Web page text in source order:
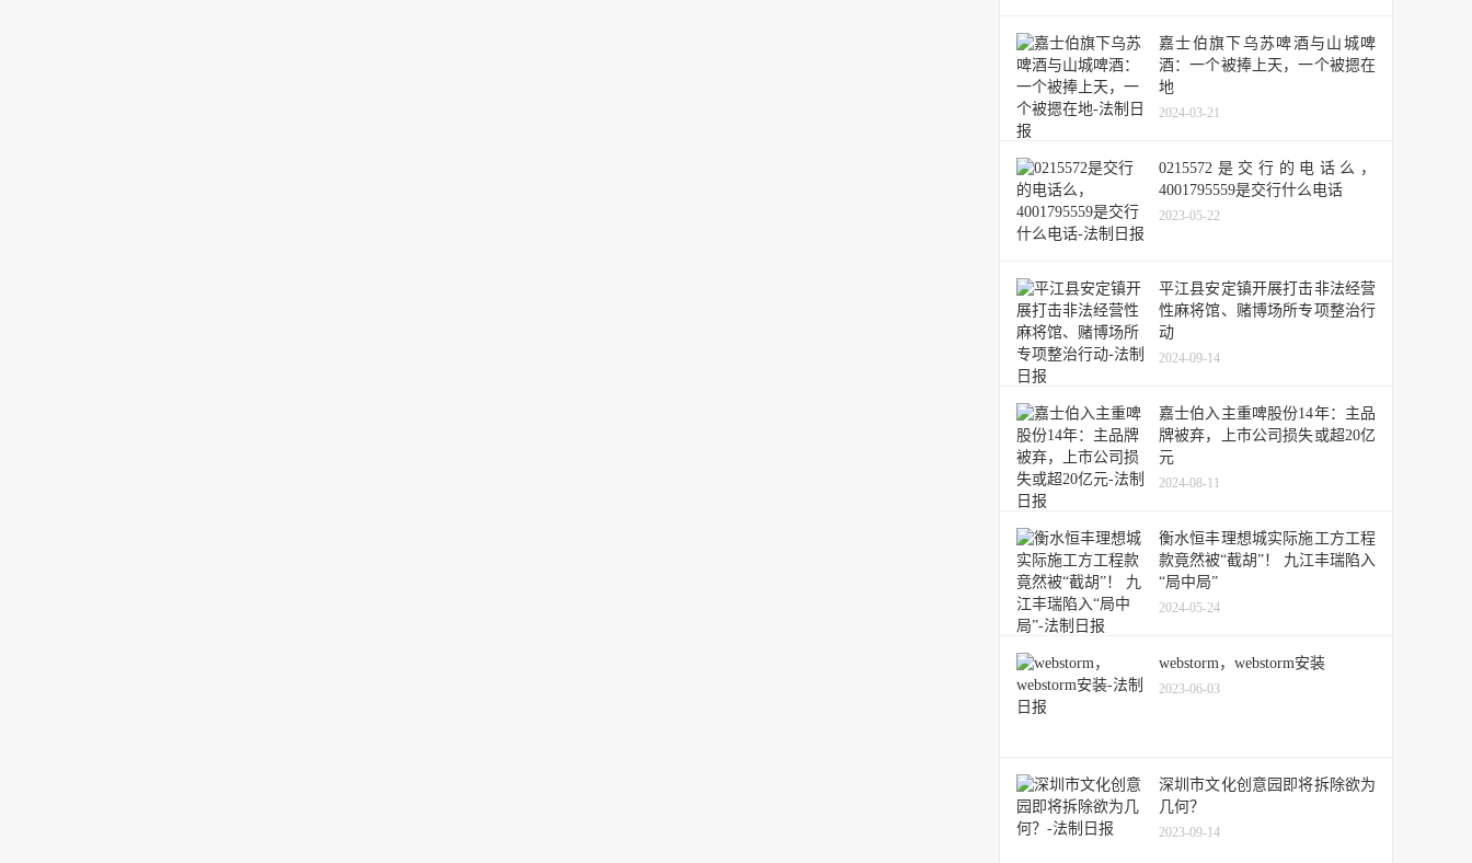
嘉士伯旗下乌苏啤酒与山城啤
酒：一个被捧上天，一个被摁在
地
2024-03-21
0215572是交行的电话么，
4001795559是交行什么电话
2023-05-22
平江县安定镇开展打击非法经营
性麻将馆、赌博场所专项整治行
动
2024-09-14
嘉士伯入主重啤股份14年：主品
牌被弃，上市公司损失或超20亿
元
2024-08-11
衡水恒丰理想城实际施工方工程
款竟然被“截胡”！ 九江丰瑞陷入
“局中局”
2024-05-24
webstorm，webstorm安装
2023-06-03
深圳市文化创意园即将拆除欲为
几何？
2023-09-14